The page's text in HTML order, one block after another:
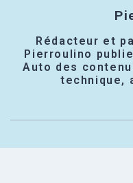
Rédacteur et
Pierroulino
Auto des
technique,